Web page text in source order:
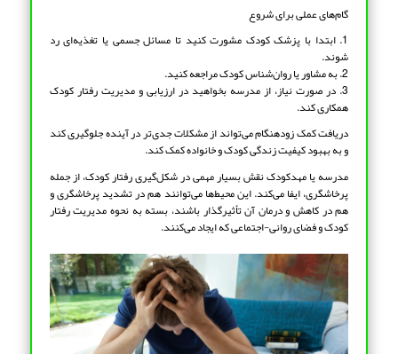
گام‌های عملی برای شروع
1. ابتدا با پزشک کودک مشورت کنید تا مسائل جسمی یا تغذیه‌ای رد
شوند.
2. به مشاور یا روان‌شناس کودک مراجعه کنید.
3. در صورت نیاز، از مدرسه بخواهید در ارزیابی و مدیریت رفتار کودک
همکاری کند.
دریافت کمک زودهنگام می‌تواند از مشکلات جدی‌تر در آینده جلوگیری کند
و به بهبود کیفیت زندگی کودک و خانواده کمک کند.
مدرسه یا مهدکودک نقش بسیار مهمی در شکل‌گیری رفتار کودک، از جمله
پرخاشگری، ایفا می‌کند. این محیط‌ها می‌توانند هم در تشدید پرخاشگری و
هم در کاهش و درمان آن تأثیرگذار باشند، بسته به نحوه مدیریت رفتار
کودک و فضای روانی-اجتماعی که ایجاد می‌کنند.